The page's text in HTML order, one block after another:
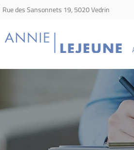
Rue des Sansonnets 19, 5020 Vedrin